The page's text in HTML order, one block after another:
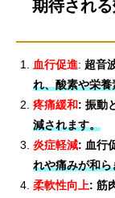
期待され
血行促進: 超音
れ、酸素や栄
疼痛緩和: 振動
減されます。
炎症軽減: 血行
れや痛みが和ら
柔軟性向上: 筋